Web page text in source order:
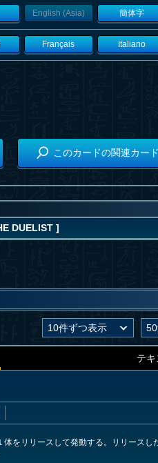
English (Asia) 簡体字
Français Italiano
このカードの関連カー
DUELIST ]
テ
をリリースして発動する。リリース